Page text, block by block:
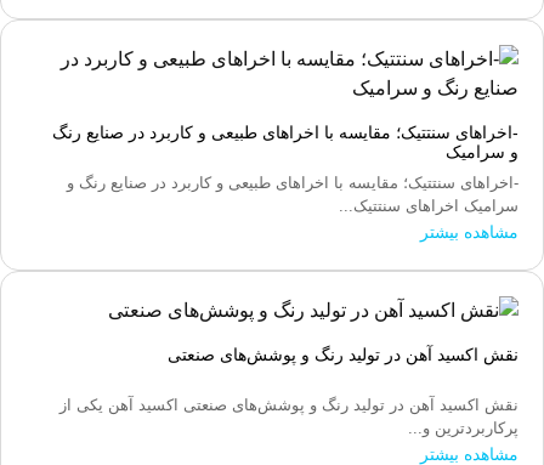
-اخراهای سنتتیک؛ مقایسه با اخراهای طبیعی و کاربرد در صنایع رنگ
و سرامیک
-اخراهای سنتتیک؛ مقایسه با اخراهای طبیعی و کاربرد در صنایع رنگ و
سرامیک اخراهای سنتتیک...
مشاهده بیشتر
نقش اکسید آهن در تولید رنگ و پوشش‌های صنعتی
نقش اکسید آهن در تولید رنگ و پوشش‌های صنعتی اکسید آهن یکی از
پرکاربردترین و...
مشاهده بیشتر